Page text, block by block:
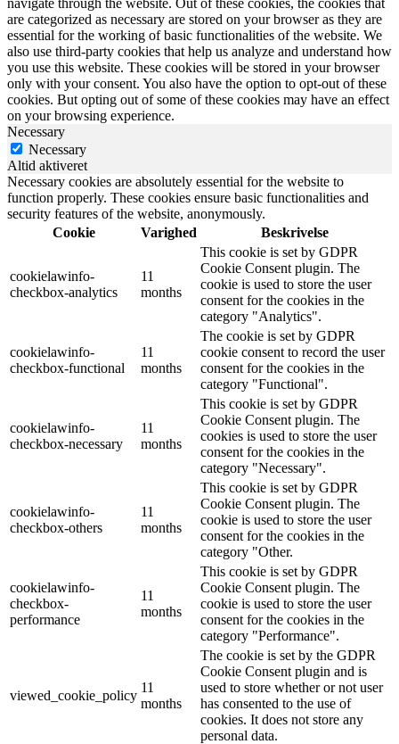
are categorized as necessary are stored on your browser as they are
essential for the working of basic functionalities of the website. We
also use third-party cookies that help us analyze and understand how
you use this website. These cookies will be stored in your browser
only with your consent. You also have the option to opt-out of these
cookies. But opting out of some of these cookies may have an effect
on your browsing experience.
Necessary
Necessary
Altid aktiveret
Necessary cookies are absolutely essential for the website to
function properly. These cookies ensure basic functionalities and
security features of the website, anonymously.
Cookie
Varighed Beskrivelse
cookielawinfo-
checkbox-analytics
11
months
This cookie is set by GDPR
Cookie Consent plugin. The
cookie is used to store the user
consent for the cookies in the
category "Analytics".
cookielawinfo-
checkbox-functional
11
months
The cookie is set by GDPR
cookie consent to record the user
consent for the cookies in the
category "Functional".
cookielawinfo-
checkbox-necessary
11
months
This cookie is set by GDPR
Cookie Consent plugin. The
cookies is used to store the user
consent for the cookies in the
category "Necessary".
cookielawinfo-
checkbox-others
11
months
This cookie is set by GDPR
Cookie Consent plugin. The
cookie is used to store the user
consent for the cookies in the
category "Other.
cookielawinfo-
checkbox-
performance
11
months
This cookie is set by GDPR
Cookie Consent plugin. The
cookie is used to store the user
consent for the cookies in the
category "Performance".
viewed_cookie_policy
11
months
The cookie is set by the GDPR
Cookie Consent plugin and is
used to store whether or not user
has consented to the use of
cookies. It does not store any
personal data.